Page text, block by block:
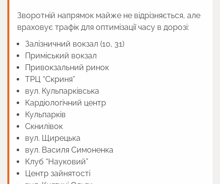
Зворотній напрямок майже не відрізняється, але
враховує трафік для оптимізації часу в дорозі:
Залізничний вокзал (10, 31)
Приміський вокзал
Привокзальний ринок
ТРЦ “Скриня”
вул. Кульпарківська
Кардіологічний центр
Кульпарків
Скнилівок
вул. Щирецька
вул. Василя Симоненка
Клуб “Науковий”
Центр зайнятості